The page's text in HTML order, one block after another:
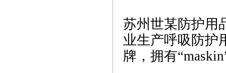
苏州世某防护用
业生产呼吸防护
牌，拥有